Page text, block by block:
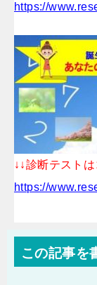
https://
↓↓診断テスト
https://
この記事を